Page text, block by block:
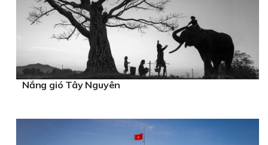
Nắng gió Tây Nguyên